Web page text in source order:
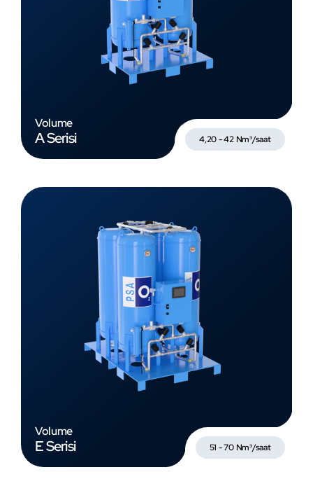
Volume
A Serisi 4,20 - 42 Nm³/saat
Volume
E Serisi 51 - 70 Nm³/saat